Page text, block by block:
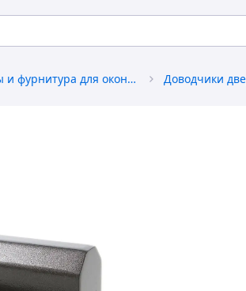
Аксессуары и фурнитура для окон и дверей Доводчики